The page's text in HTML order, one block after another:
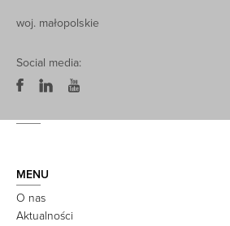
woj. małopolskie
Social media:
MENU
O nas
Aktualności